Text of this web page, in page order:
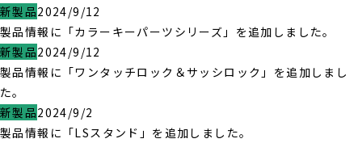
新製品2024/9/12
製品情報に「カラーキーパーツシリーズ」を追加しました。
新製品2024/9/12
製品情報に「ワンタッチロック＆サッシロック」を追加しまし
た。
新製品2024/9/2
製品情報に「LSスタンド」を追加しました。